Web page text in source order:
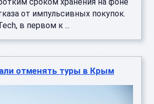
от импульсивных покупок.
в первом к ...
отменять туры в Крым